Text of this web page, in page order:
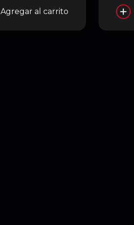
Agregar al carrito